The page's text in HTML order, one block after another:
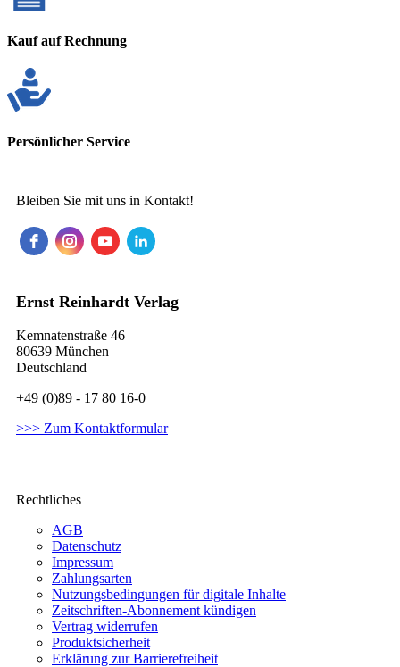
Kauf auf Rechnung
Persönlicher Service
Bleiben Sie mit uns in Kontakt!
Ernst Reinhardt Verlag
Kemnatenstraße 46
80639 München
Deutschland
+49 (0)89 - 17 80 16-0
>>> Zum Kontaktformular
Rechtliches
AGB
Datenschutz
Impressum
Zahlungsarten
Nutzungsbedingungen für digitale Inhalte
Zeitschriften-Abonnement kündigen
Vertrag widerrufen
Produktsicherheit
Erklärung zur Barrierefreiheit